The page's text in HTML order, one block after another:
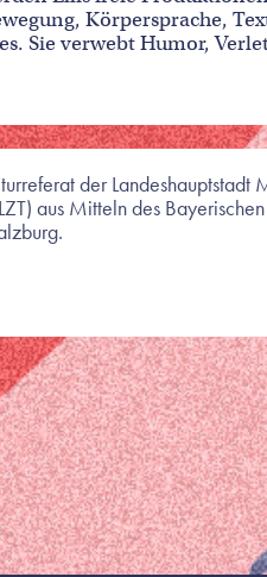
Körpersprache,
Sie verwebt Humor,
der Landeshauptstadt
aus Mitteln des